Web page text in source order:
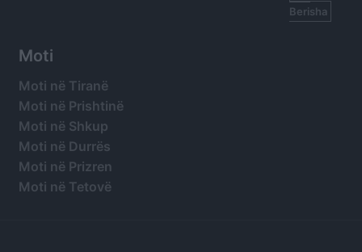
Berisha
Moti
Moti në Tiranë
Moti në Prishtinë
Moti në Shkup
Moti në Durrës
Moti në Prizren
Moti në Tetovë